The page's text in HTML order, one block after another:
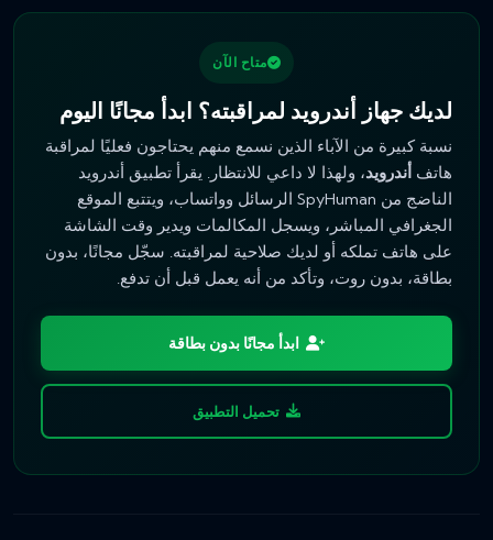
متاح الآن
لديك جهاز أندرويد لمراقبته؟ ابدأ مجانًا اليوم
نسبة كبيرة من الآباء الذين نسمع منهم يحتاجون فعليًا لمراقبة
هاتف أندرويد، ولهذا لا داعي للانتظار. يقرأ تطبيق أندرويد
الناضج من SpyHuman الرسائل وواتساب، ويتتبع الموقع
الجغرافي المباشر، ويسجل المكالمات ويدير وقت الشاشة
على هاتف تملكه أو لديك صلاحية لمراقبته. سجّل مجانًا، بدون
بطاقة، بدون روت، وتأكد من أنه يعمل قبل أن تدفع.
ابدأ مجانًا بدون بطاقة
تحميل التطبيق